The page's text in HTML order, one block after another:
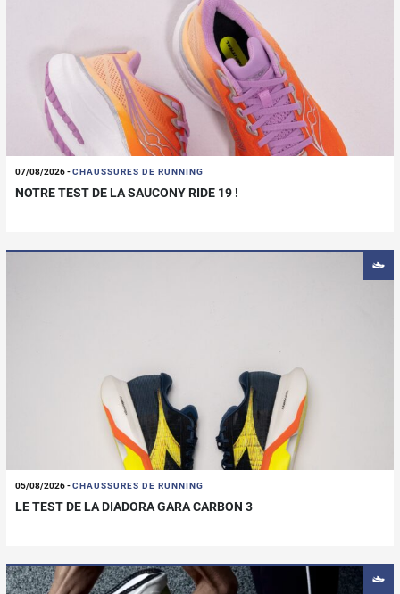
07/08/2026-CHAUSSURES DE RUNNING
NOTRE TEST DE LA SAUCONY RIDE 19 !
05/08/2026-CHAUSSURES DE RUNNING
LE TEST DE LA DIADORA GARA CARBON 3